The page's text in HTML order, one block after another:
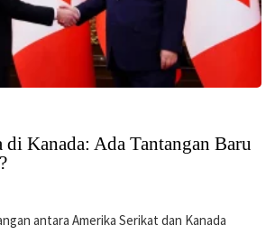
Kanada: Ada Tantangan Baru
antara Amerika Serikat dan Kanada